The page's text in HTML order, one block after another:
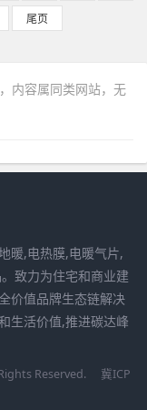
尾页
内容属同类网站，无
暖,电热膜,电暖气片,
致力为住宅和商业建
价值品牌生态链解决
生活价值,推进碳达峰
Reserved.
冀ICP